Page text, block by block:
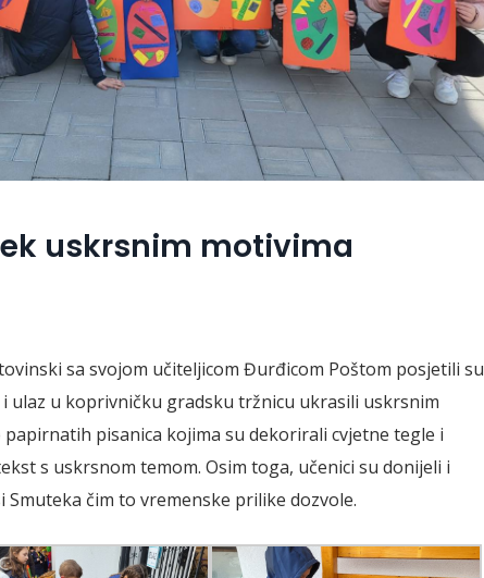
uskrsnim motivima
sa svojom učiteljicom Đurđicom Poštom posjetili su
ulaz u koprivničku gradsku tržnicu ukrasili uskrsnim
pisanica kojima su dekorirali cvjetne tegle i
s uskrsnom temom. Osim toga, učenici su donijeli i
čim to vremenske prilike dozvole.